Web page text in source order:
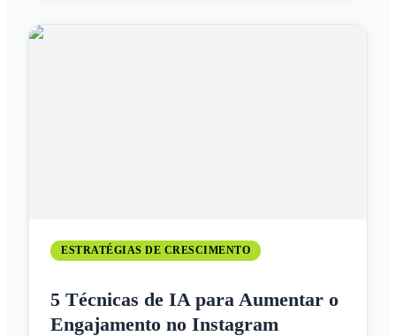
ESTRATÉGIAS DE CRESCIMENTO
5 Técnicas de IA para Aumentar o
Engajamento no Instagram